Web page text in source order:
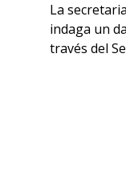
La
indaga un
través del